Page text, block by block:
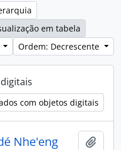
em tabela
Ordem: Decrescente
com objetos digitais
Nhe'eng